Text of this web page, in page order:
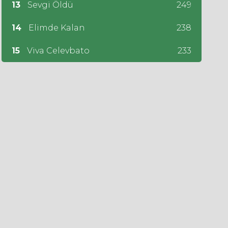
13 Sevgi Öldü 249
14 Elimde Kalan 238
15 Viva Celevbato 233